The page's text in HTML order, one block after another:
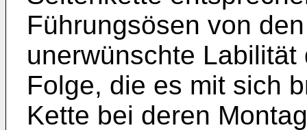
Führungsösen von
unerwünschte
Folge, die es mit sich
Kette bei deren